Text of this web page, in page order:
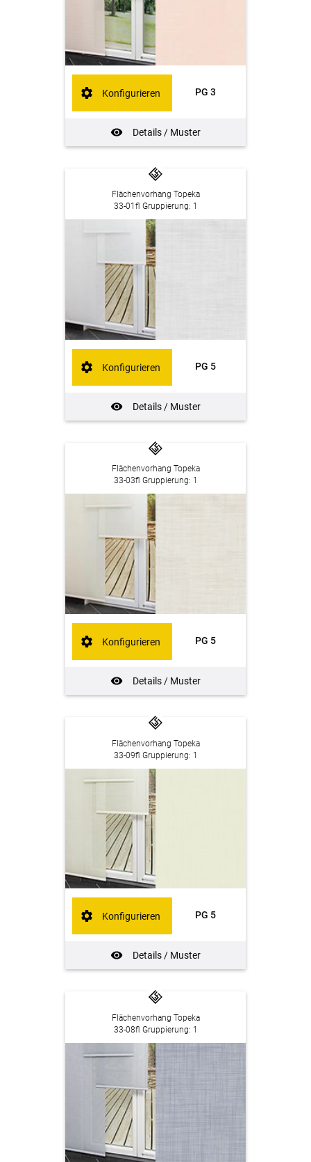
PG 3
Details / Muster
Konfigurieren
Flächenvorhang Topeka
33-01fl Gruppierung: 1
PG 5
Details / Muster
Konfigurieren
Flächenvorhang Topeka
33-03fl Gruppierung: 1
PG 5
Details / Muster
Konfigurieren
Flächenvorhang Topeka
33-09fl Gruppierung: 1
PG 5
Details / Muster
Konfigurieren
Flächenvorhang Topeka
33-08fl Gruppierung: 1